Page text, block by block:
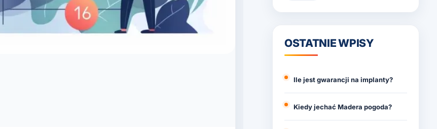
OSTATNIE WPISY
Ile jest gwarancji na implanty?
Kiedy jechać Madera pogoda?